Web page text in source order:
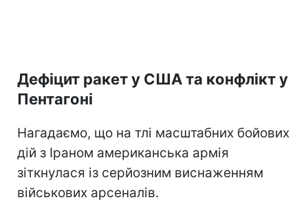
Дефіцит ракет у США та конфлікт у
Пентагоні
Нагадаємо, що на тлі масштабних бойових
дій з Іраном американська армія
зіткнулася із серйозним виснаженням
військових арсеналів.